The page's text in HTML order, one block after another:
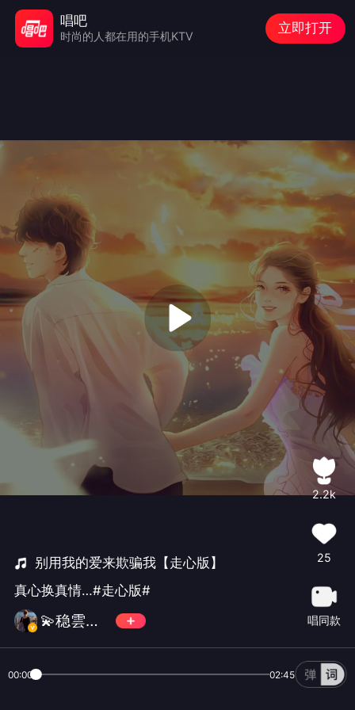
别用我的爱来欺骗我【走心版】
真心换真情…#走心版#
💫稳雲心💫✨
2.2k
25
唱同款
00:00 02:45
唱吧
时尚的人都在用的手机KTV
立即打开